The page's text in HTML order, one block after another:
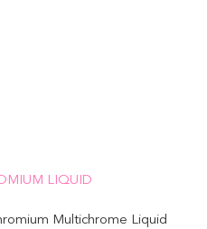
LIQUID
Multichrome Liquid